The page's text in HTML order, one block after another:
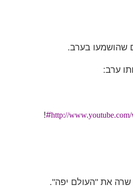
שהושמעו בערב.
ערב:
http://
#
!
שרה את "העולם יפה".